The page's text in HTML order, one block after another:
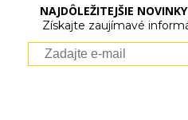
NAJDÔLEŽITEJŠIE
Získajte zaujímavé